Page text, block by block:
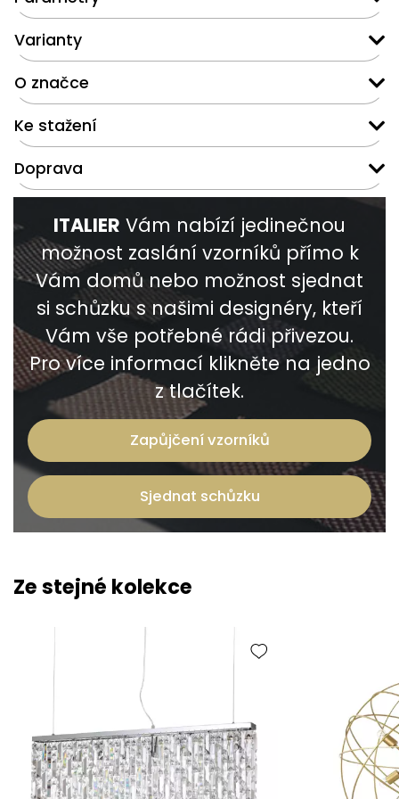
Varianty
O značce
Ke stažení
Doprava
ITALIER Vám nabízí jedinečnou
možnost zaslání vzorníků přímo k
Vám domů nebo možnost sjednat
si schůzku s našimi designéry, kteří
Vám vše potřebné rádi přivezou.
Pro více informací klikněte na jedno
z tlačítek.
Zapůjčení vzorníků
Sjednat schůzku
Ze stejné kolekce